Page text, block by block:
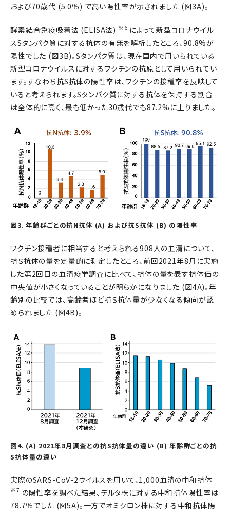
および70歳代 (5.0％) で高い陽性率が示されました (図3A)。
酵素結合免疫吸着法 (ELISA法) ※6 によって新型コロナウイル
スSタンパク質に対する抗体の有無を解析したところ、90.8%が
陽性でした (図3B)。Sタンパク質は、現在国内で用いられている
新型コロナウイルスに対するワクチンの抗原として用いられてい
ます。すなわち抗S抗体の陽性率は、ワクチンの接種率を反映して
いると考えられます。Sタンパク質に対する抗体を保持する割合
は全体的に高く、最も低かった30歳代でも87.2%に上りました。
図3. 年齢群ごとの抗N抗体 (A) および抗S抗体 (B) の陽性率
ワクチン接種者に相当すると考えられる908人の血清について、
抗Ｓ抗体の量を定量的に測定したところ、前回2021年8月に実施
した第2回目の血清疫学調査に比べて、抗体の量を表す抗体価の
中央値が小さくなっていることが明らかになりました (図4A)。年
齢別の比較では、高齢者ほど抗Ｓ抗体量が少なくなる傾向が認
められました (図4B)。
図4. (A) 2021年8月調査との抗S抗体量の違い (B) 年齢群ごとの抗
S抗体量の違い
実際のSARS-CoV-2ウイルスを用いて、1,000血清の中和抗体
※7 の陽性率を調べた結果、デルタ株に対する中和抗体陽性率は
78.7％でした (図5A)。一方でオミクロン株に対する中和抗体陽